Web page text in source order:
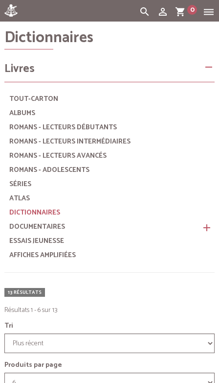
dehaze
shopping_cart 0
person_outline
search
Cart:(vide)
Dictionnaires
Livres remove
TOUT-CARTON
ALBUMS
ROMANS - LECTEURS DÉBUTANTS
ROMANS - LECTEURS INTERMÉDIAIRES
ROMANS - LECTEURS AVANCÉS
ROMANS - ADOLESCENTS
SÉRIES
ATLAS
DICTIONNAIRES
DOCUMENTAIRES
remove
ESSAIS JEUNESSE
AFFICHES AMPLIFIÉES
13 RÉSULTATS
Résultats 1 - 6 sur 13
Tri
Produits par page